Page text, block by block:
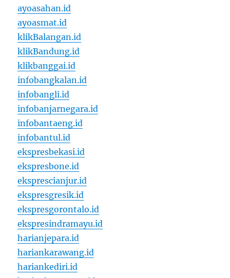
ayoasahan.id
ayoasmat.id
klikBalangan.id
klikBandung.id
klikbanggai.id
infobangkalan.id
infobangli.id
infobanjarnegara.id
infobantaeng.id
infobantul.id
ekspresbekasi.id
ekspresbone.id
eksprescianjur.id
ekspresgresik.id
ekspresgorontalo.id
ekspresindramayu.id
harianjepara.id
hariankarawang.id
hariankediri.id